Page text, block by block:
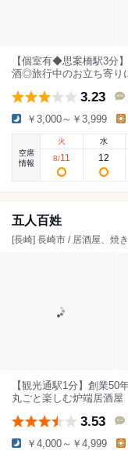
【個室有◆思案橋駅3分
酒◎旅行中のお立ち寄り
3.23
￥3,000～￥3,999
空席
情報
火
8/11
水
12
五人百姓
[長崎] 長崎市 / 居酒屋、焼
【観光通駅1分】創業
丸ごと楽しむ炉端居酒屋
3.53
￥4,000～￥4,999